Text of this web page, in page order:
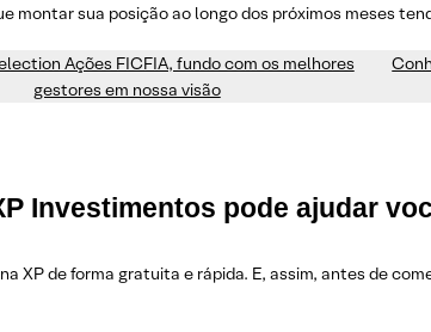
montar sua posição ao longo dos próximos meses
Ações FICFIA, fundo com os melhores
gestores em nossa visão
Investimentos pode ajudar
XP de forma gratuita e rápida. E, assim, antes de